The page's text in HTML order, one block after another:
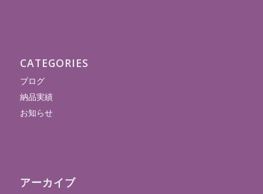
CATEGORIES
ブログ
納品実績
お知らせ
アーカイブ